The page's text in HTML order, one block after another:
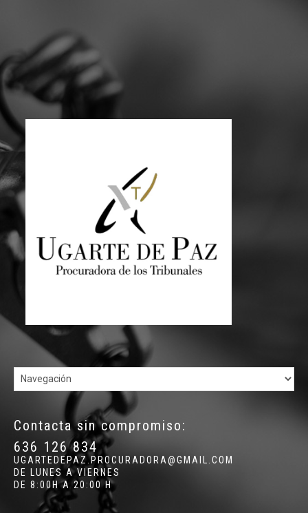
Contacta sin compromiso:
636 126 834
UGARTEDEPAZ.PROCURADORA@GMAIL.COM
DE LUNES A VIERNES
DE 8:00H A 20:00 H